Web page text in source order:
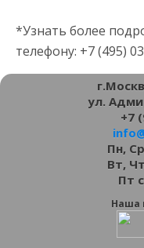
*Узнать более
телефону: +7 (495)
ул.
+7
Пн,
Вт,
Пт
Наша